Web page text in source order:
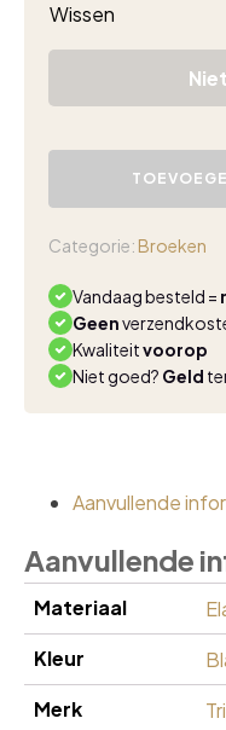
Wissen
Triple
navy
aantal
Categorie: Broeken
Vandaag besteld =
Geen
Kwaliteitvoorop
Niet goed? Geld
Aanvullende
Aanvullende
Materiaal
Kleur
Merk